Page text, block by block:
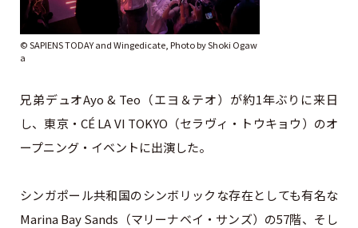
©︎ SAPIENS TODAY and Wingedicate, Photo by Shoki Ogaw
a
兄弟デュオAyo & Teo（エヨ＆テオ）が約1年ぶりに来日
し、東京・CÉ LA VI TOKYO（セラヴィ・トウキョウ）のオ
ープニング・イベントに出演した。
シンガポール共和国のシンボリックな存在としても有名な
Marina Bay Sands（マリーナベイ・サンズ）の57階、そし